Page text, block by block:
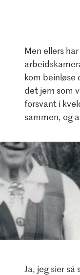
Men ellers
kom beinløse
det jern som
forsvant i
sammen, og
Ja, jeg sier